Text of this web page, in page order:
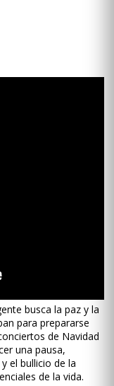
busca la paz y la
para prepararse
de Navidad
una pausa,
el bullicio de la
de la vida.